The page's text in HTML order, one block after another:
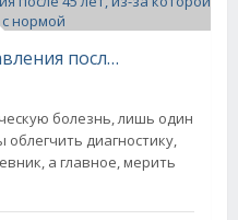
Ошибка в измерении давления после 45 лет, из-за которой гипертонию можно перепутать с нормой
болезнь, лишь один
диагностику,
а главное, мерить